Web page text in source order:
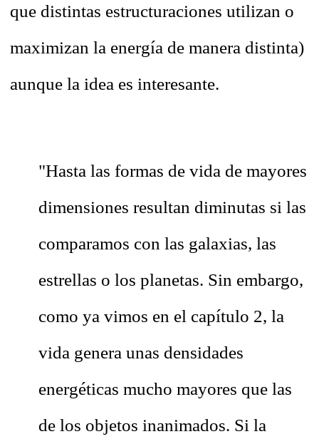
que distintas estructuraciones utilizan o
maximizan la energía de manera distinta)
aunque la idea es interesante.
"Hasta las formas de vida de mayores
dimensiones resultan diminutas si las
comparamos con las galaxias, las
estrellas o los planetas. Sin embargo,
como ya vimos en el capítulo 2, la
vida genera unas densidades
energéticas mucho mayores que las
de los objetos inanimados. Si la